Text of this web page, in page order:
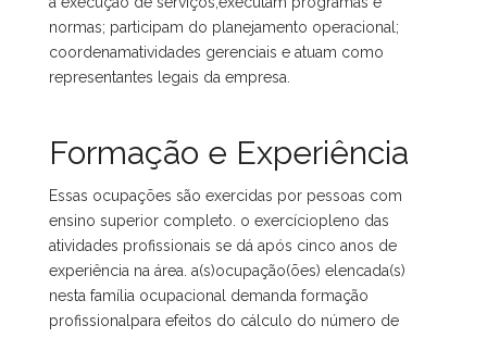
normas; participam do planejamento operacional;
coordenamatividades gerenciais e atuam como
representantes legais da empresa.
Formação e Experiência
Essas ocupações são exercidas por pessoas com
ensino superior completo. o exercíciopleno das
atividades profissionais se dá após cinco anos de
experiência na área. a(s)ocupação(ões) elencada(s)
nesta família ocupacional demanda formação
profissionalpara efeitos do cálculo do número de